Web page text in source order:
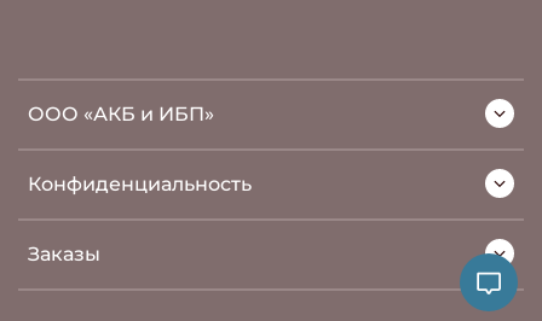
ООО «АКБ и ИБП»
Конфиденциальность
Заказы